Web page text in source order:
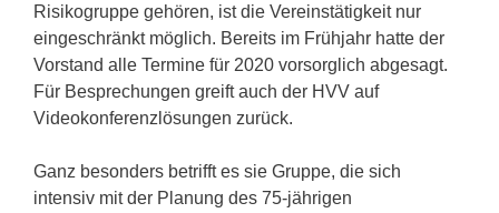
Risikogruppe gehören, ist die Vereinstätigkeit nur
eingeschränkt möglich. Bereits im Frühjahr hatte der
Vorstand alle Termine für 2020 vorsorglich abgesagt.
Für Besprechungen greift auch der HVV auf
Videokonferenzlösungen zurück.
Ganz besonders betrifft es sie Gruppe, die sich
intensiv mit der Planung des 75-jährigen